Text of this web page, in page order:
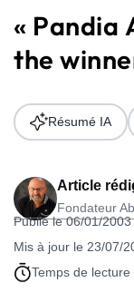
Solutions
Ressources
Audit SEO
« Pandia
the
Article
Fondateur
Publié le 06/01/
Mis à jour le 23/07/
Temps de lecture
Résumé IA